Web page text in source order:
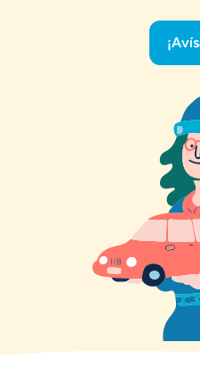
¿Quieres recibir ofertas
Recibe nuestra